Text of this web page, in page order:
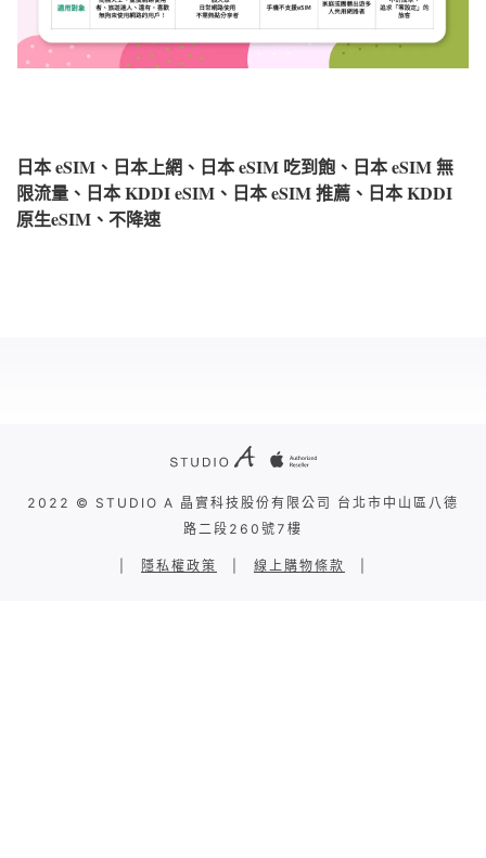
日本 eSIM、日本上網、日本 eSIM 吃到飽、日本 eSIM 無
限流量、日本 KDDI eSIM、日本 eSIM 推薦、日本 KDDI
原生eSIM、不降速
2022 © STUDIO A 晶實科技股份有限公司 台北市中山區八德
路二段260號7樓
隱私權政策 線上購物條款